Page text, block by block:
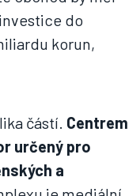
do
korun,
částí. Centrem
určený pro
a